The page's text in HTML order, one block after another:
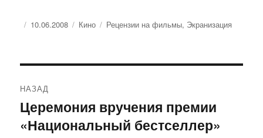
Опубликовано
10.06.2008 Рубрики
Кино Метки
Рецензии на фильмы, Экранизация
по
записям
НАЗАД
Предыдущая
запись:
Церемония вручения премии
«Национальный бестселлер»